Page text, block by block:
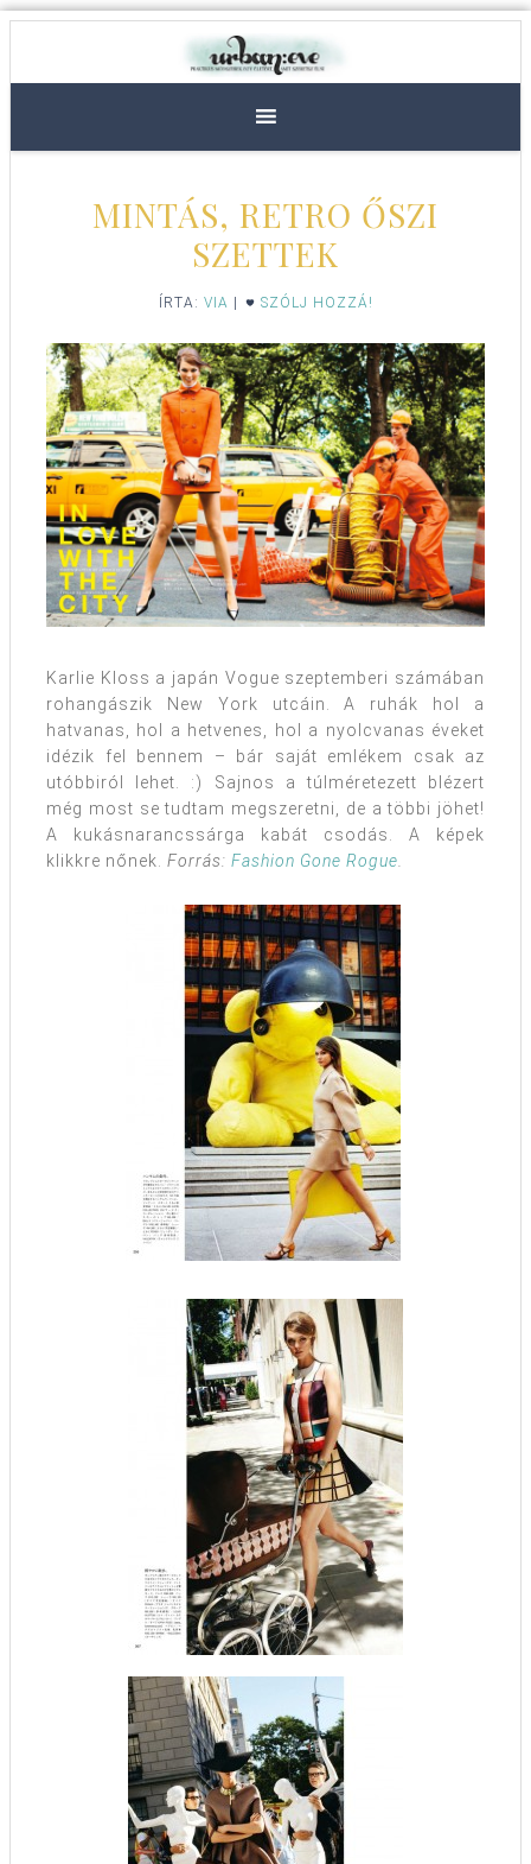
MINTÁS, RETRO ŐSZI
SZETTEK
ÍRTA: VIA SZÓLJ HOZZÁ!
Karlie Kloss a japán Vogue szeptemberi számában
rohangászik New York utcáin. A ruhák hol a
hatvanas, hol a hetvenes, hol a nyolcvanas éveket
idézik fel bennem – bár saját emlékem csak az
utóbbiról lehet. :) Sajnos a túlméretezett blézert
még most se tudtam megszeretni, de a többi jöhet!
A kukásnarancssárga kabát csodás. A képek
klikkre nőnek. Forrás: Fashion Gone Rogue